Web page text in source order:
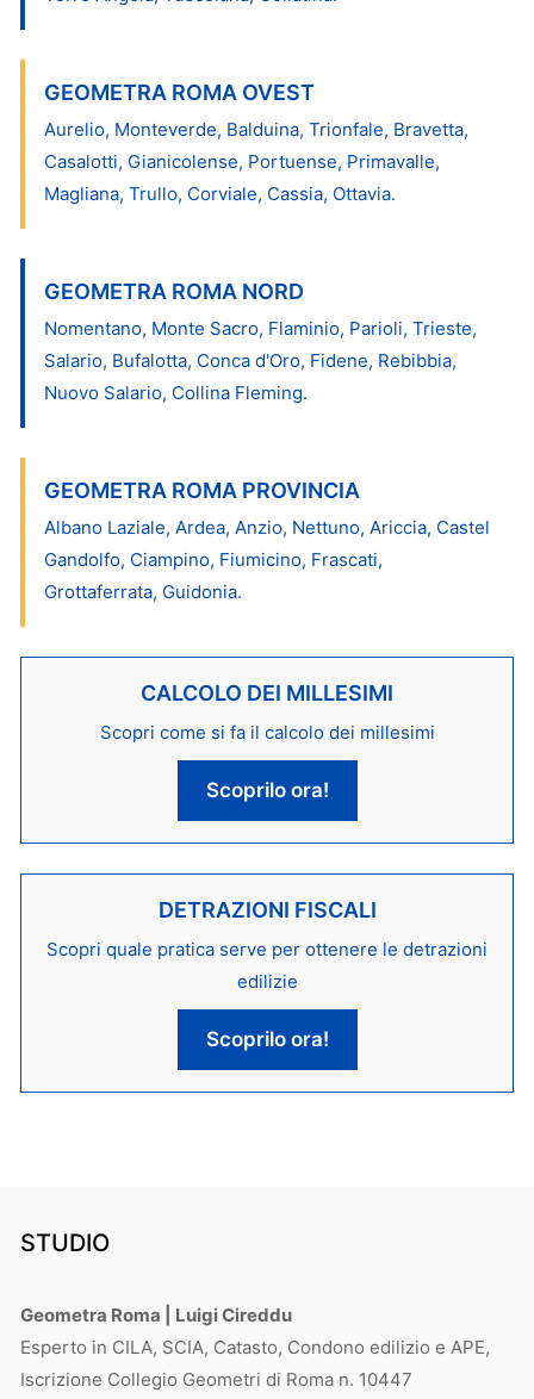
GEOMETRA ROMA OVEST
Aurelio, Monteverde, Balduina, Trionfale, Bravetta,
Casalotti, Gianicolense, Portuense, Primavalle,
Magliana, Trullo, Corviale, Cassia, Ottavia.
GEOMETRA ROMA NORD
Nomentano, Monte Sacro, Flaminio, Parioli, Trieste,
Salario, Bufalotta, Conca d'Oro, Fidene, Rebibbia,
Nuovo Salario, Collina Fleming.
GEOMETRA ROMA PROVINCIA
Albano Laziale, Ardea, Anzio, Nettuno, Ariccia, Castel
Gandolfo, Ciampino, Fiumicino, Frascati,
Grottaferrata, Guidonia.
CALCOLO DEI MILLESIMI
Scopri come si fa il calcolo dei millesimi
Scoprilo ora!
DETRAZIONI FISCALI
Scopri quale pratica serve per ottenere le detrazioni
edilizie
Scoprilo ora!
STUDIO
Geometra Roma | Luigi Cireddu
Esperto in CILA, SCIA, Catasto, Condono edilizio e APE,
Iscrizione Collegio Geometri di Roma n. 10447